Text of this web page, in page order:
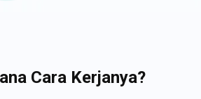
Cara Kerjanya?